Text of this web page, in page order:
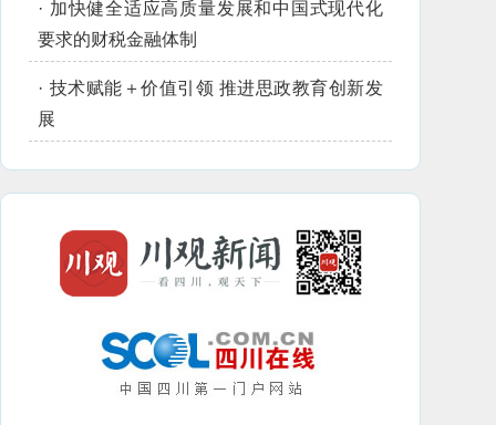
· 加快健全适应高质量发展和中国式现代化
要求的财税金融体制
· 技术赋能＋价值引领 推进思政教育创新发
展